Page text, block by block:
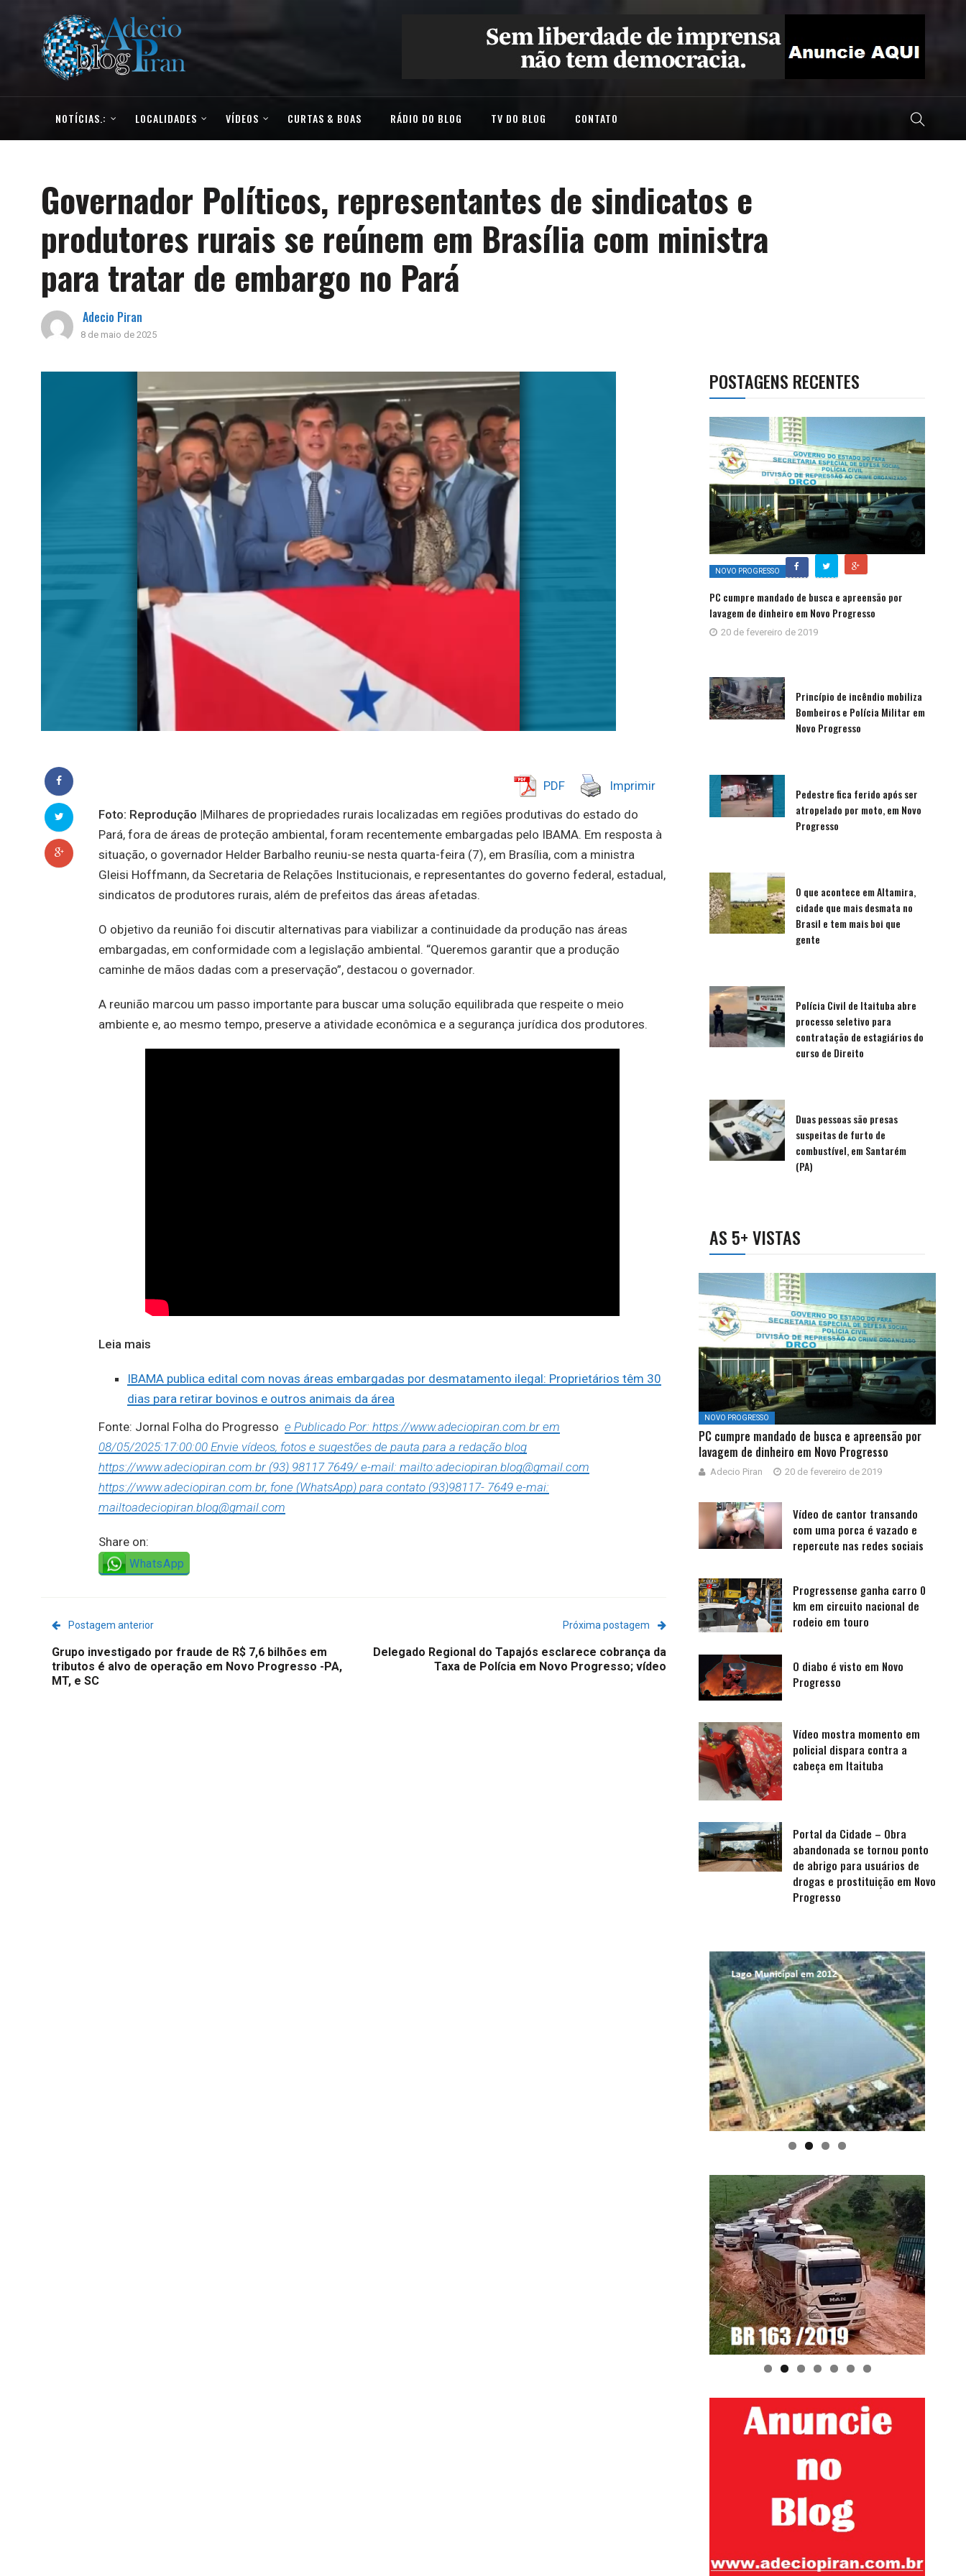
NOTÍCIAS.: LOCALIDADES VÍDEOS CURTAS & BOAS RÁDIO DO BLOG TV DO BLOG CONTATO
Governador Políticos, representantes de sindicatos e
produtores rurais se reúnem em Brasília com ministra
para tratar de embargo no Pará
Adecio Piran
8 de maio de 2025
PDF Imprimir
Foto: Reprodução |Milhares de propriedades rurais localizadas em regiões produtivas do estado do
Pará, fora de áreas de proteção ambiental, foram recentemente embargadas pelo IBAMA. Em resposta à
situação, o governador Helder Barbalho reuniu-se nesta quarta-feira (7), em Brasília, com a ministra
Gleisi Hoffmann, da Secretaria de Relações Institucionais, e representantes do governo federal, estadual,
sindicatos de produtores rurais, além de prefeitos das áreas afetadas.
O objetivo da reunião foi discutir alternativas para viabilizar a continuidade da produção nas áreas
embargadas, em conformidade com a legislação ambiental. “Queremos garantir que a produção
caminhe de mãos dadas com a preservação”, destacou o governador.
A reunião marcou um passo importante para buscar uma solução equilibrada que respeite o meio
ambiente e, ao mesmo tempo, preserve a atividade econômica e a segurança jurídica dos produtores.
Leia mais
IBAMA publica edital com novas áreas embargadas por desmatamento ilegal: Proprietários têm 30
dias para retirar bovinos e outros animais da área
Fonte: Jornal Folha do Progresso e Publicado Por: https://www.adeciopiran.com.br em
08/05/2025:17:00:00 Envie vídeos, fotos e sugestões de pauta para a redação blog
https://www.adeciopiran.com.br (93) 98117 7649/ e-mail: mailto:adeciopiran.blog@gmail.com
https://www.adeciopiran.com.br, fone (WhatsApp) para contato (93)98117- 7649 e-mai:
mailtoadeciopiran.blog@gmail.com
Share on:
WhatsApp
Postagem anterior
Grupo investigado por fraude de R$ 7,6 bilhões em
tributos é alvo de operação em Novo Progresso -PA,
MT, e SC
Próxima postagem
Delegado Regional do Tapajós esclarece cobrança da
Taxa de Polícia em Novo Progresso; vídeo
POSTAGENS RECENTES
NOVO PROGRESSO
PC cumpre mandado de busca e apreensão por
lavagem de dinheiro em Novo Progresso
20 de fevereiro de 2019
Princípio de incêndio mobiliza
Bombeiros e Polícia Militar em
Novo Progresso
Pedestre fica ferido após ser
atropelado por moto, em Novo
Progresso
O que acontece em Altamira,
cidade que mais desmata no
Brasil e tem mais boi que
gente
Polícia Civil de Itaituba abre
processo seletivo para
contratação de estagiários do
curso de Direito
Duas pessoas são presas
suspeitas de furto de
combustível, em Santarém
(PA)
AS 5+ VISTAS
NOVO PROGRESSO
PC cumpre mandado de busca e apreensão por
lavagem de dinheiro em Novo Progresso
Adecio Piran 20 de fevereiro de 2019
Vídeo de cantor transando
com uma porca é vazado e
repercute nas redes sociais
Progressense ganha carro 0
km em circuito nacional de
rodeio em touro
O diabo é visto em Novo
Progresso
Vídeo mostra momento em
policial dispara contra a
cabeça em Itaituba
Portal da Cidade – Obra
abandonada se tornou ponto
de abrigo para usuários de
drogas e prostituição em Novo
Progresso